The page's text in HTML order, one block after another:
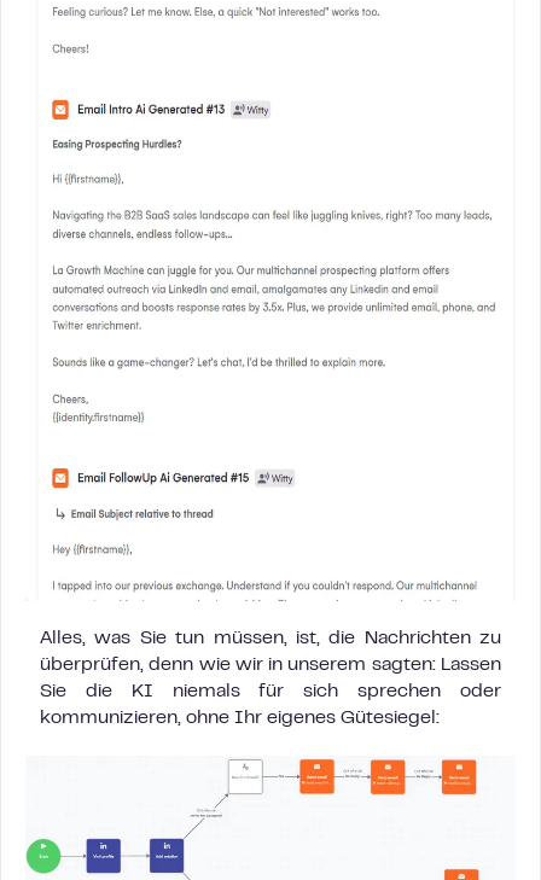
Alles, was Sie tun müssen, ist, die Nachrichten zu
überprüfen, denn wie wir in unserem sagten: Lassen
Sie die KI niemals für sich sprechen oder
kommunizieren, ohne Ihr eigenes Gütesiegel: